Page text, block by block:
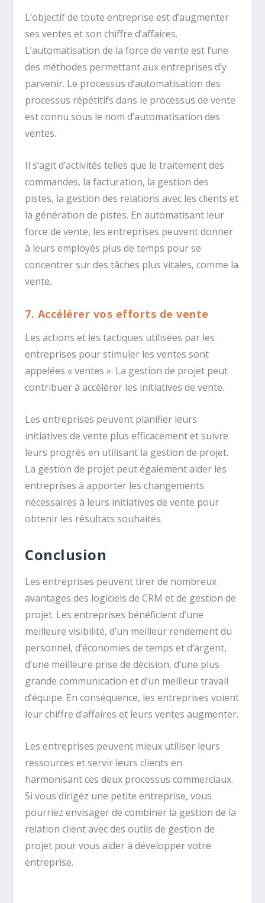
L’objectif de toute entreprise est d’augmenter
ses ventes et son chiffre d’affaires.
L’automatisation de la force de vente est l’une
des méthodes permettant aux entreprises d’y
parvenir. Le processus d’automatisation des
processus répétitifs dans le processus de vente
est connu sous le nom d’automatisation des
ventes.
Il s’agit d’activités telles que le traitement des
commandes, la facturation, la gestion des
pistes, la gestion des relations avec les clients et
la génération de pistes. En automatisant leur
force de vente, les entreprises peuvent donner
à leurs employés plus de temps pour se
concentrer sur des tâches plus vitales, comme la
vente.
7. Accélérer vos efforts de vente
Les actions et les tactiques utilisées par les
entreprises pour stimuler les ventes sont
appelées « ventes ». La gestion de projet peut
contribuer à accélérer les initiatives de vente.
Les entreprises peuvent planifier leurs
initiatives de vente plus efficacement et suivre
leurs progrès en utilisant la gestion de projet.
La gestion de projet peut également aider les
entreprises à apporter les changements
nécessaires à leurs initiatives de vente pour
obtenir les résultats souhaités.
Conclusion
Les entreprises peuvent tirer de nombreux
avantages des logiciels de CRM et de gestion de
projet. Les entreprises bénéficient d’une
meilleure visibilité, d’un meilleur rendement du
personnel, d’économies de temps et d’argent,
d’une meilleure prise de décision, d’une plus
grande communication et d’un meilleur travail
d’équipe. En conséquence, les entreprises voient
leur chiffre d’affaires et leurs ventes augmenter.
Les entreprises peuvent mieux utiliser leurs
ressources et servir leurs clients en
harmonisant ces deux processus commerciaux.
Si vous dirigez une petite entreprise, vous
pourriez envisager de combiner la gestion de la
relation client avec des outils de gestion de
projet pour vous aider à développer votre
entreprise.